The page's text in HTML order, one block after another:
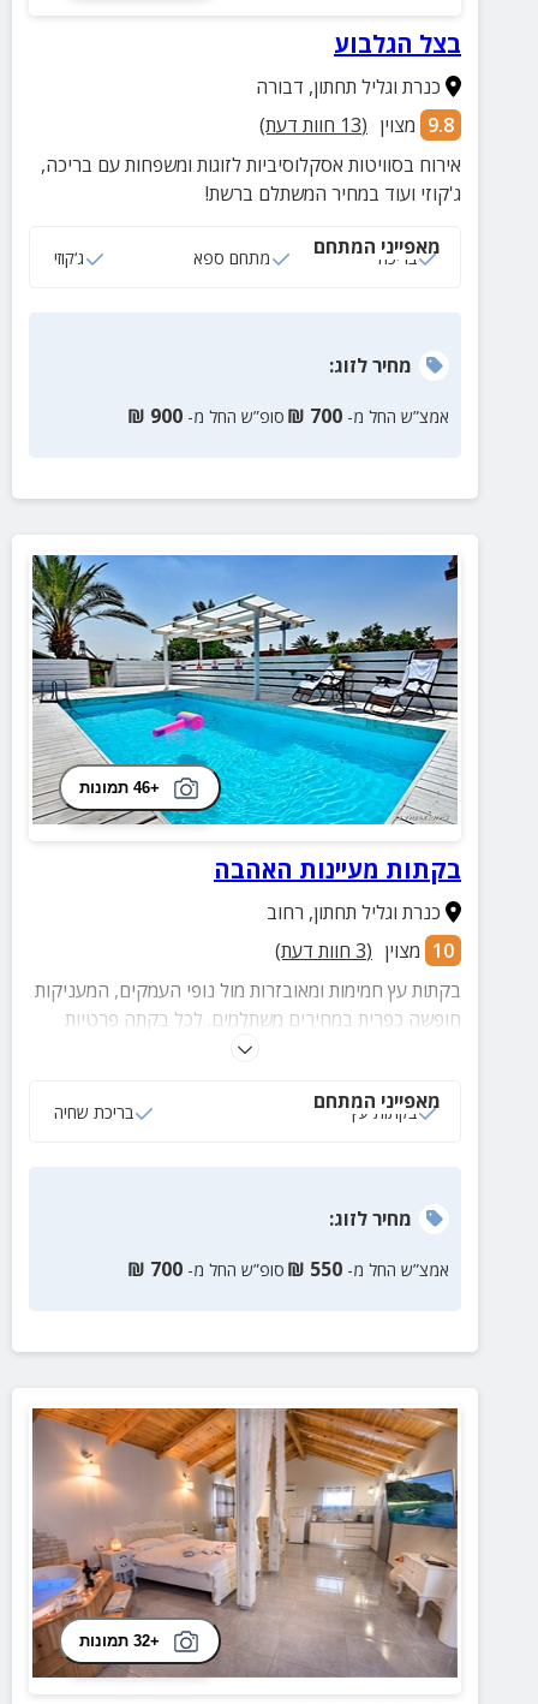
בצל הגלבוע
כנרת וגליל תחתון, דבורה
9.8 מצוין (
13 חוות דעת)
אירוח בסוויטות אסקלוסיביות לזוגות ומשפחות עם בריכה,
ג'קוזי ועוד במחיר המשתלם ברשת!
מאפייני המתחם
בריכה מתחם ספא ג‘קוזי
מחירלזוג:
אמצ”ש החל מ- 700
₪ סופ”ש החל מ- 900
₪
+46 תמונות
בקתות מעיינות האהבה
כנרת וגליל תחתון, רחוב
10 מצוין (
3 חוות דעת)
בקתות עץ חמימות ומאובזרות מול נופי העמקים, המעניקות
חופשה כפרית במחירים משתלמים. לכל בקתה פרטיות
מלאה, ג'קוזי זוגי ואבזור מלא, בחצר בריכה ואווירה נהדרת.
מאפייני המתחם
בקתות עץ בריכת שחיה
מחירלזוג:
אמצ”ש החל מ- 550
₪ סופ”ש החל מ- 700
₪
+32 תמונות